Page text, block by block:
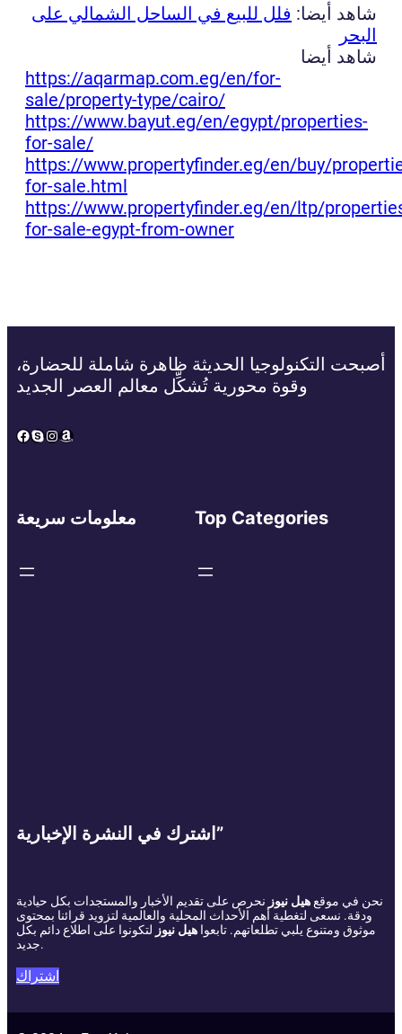
شاهد أيضا: فلل للبيع في الساحل الشمالي على
البحر
شاهد أيضا
https://aqarmap.com.eg/en/for-
sale/property-type/cairo/
https://www.bayut.eg/en/egypt/properties-
for-sale/
https://www.propertyfinder.eg/en/buy/
for-sale.html
https://www.propertyfinder.eg/en/ltp/
for-sale-egypt-from-owner
أصبحت التكنولوجيا الحديثة ظاهرة شاملة للحضارة،
وقوة محورية تُشكِّل معالم العصر الجديد
Facebook
Skype
Instagram
Amazon
معلومات سريعة Top Categories
اشترك في النشرة الإخبارية”
نحن في موقعهيل نيوز نحرص على تقديم الأخبار والمستجدات بكل حيادية
ودقة. نسعى لتغطية أهم الأحداث المحلية والعالمية لتزويد قرائنا بمحتوى
موثوق ومتنوع يلبي تطلعاتهم. تابعوا هيل نيوز لتكونوا على اطلاع دائم بكل
جديد.
اشتراك